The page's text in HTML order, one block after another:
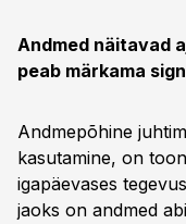
Andmed näitavad
peab märkama
Andmepõhine
kasutamine, on
igapäevases
jaoks on andmed